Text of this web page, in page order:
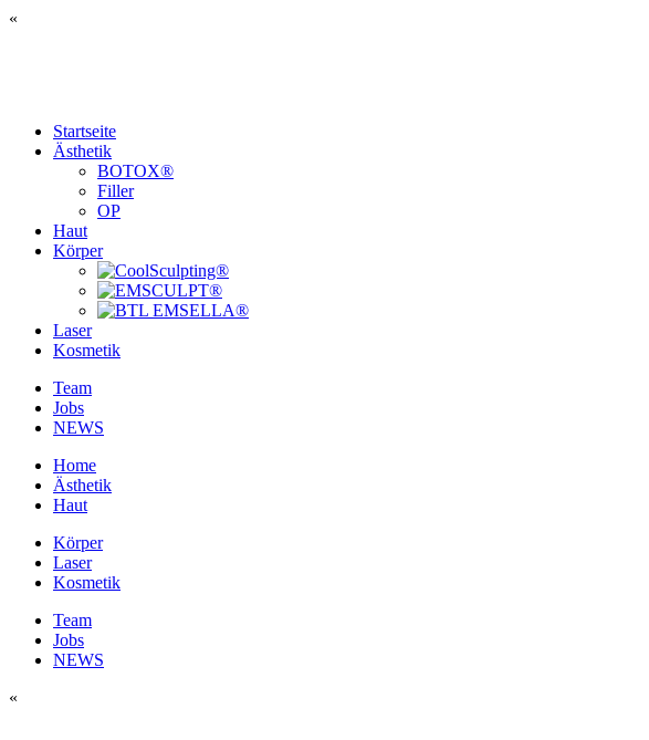
«
Startseite
Ästhetik
BOTOX®
Filler
OP
Haut
Körper
Laser
Kosmetik
Team
Jobs
NEWS
Home
Ästhetik
Haut
Körper
Laser
Kosmetik
Team
Jobs
NEWS
«